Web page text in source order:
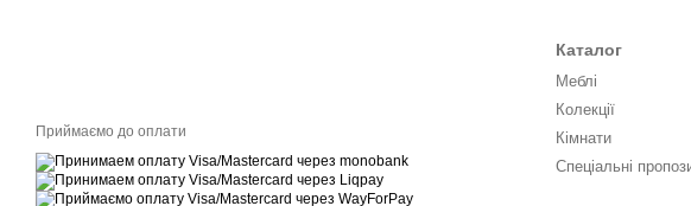
Приймаємо до оплати
Каталог
Меблі
Колекції
Кімнати
Спеціальні